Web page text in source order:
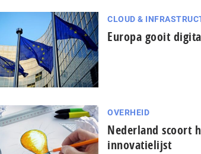
CLOUD &
Europa gooit
OVERHEID
Nederland scoort
innovatielijst